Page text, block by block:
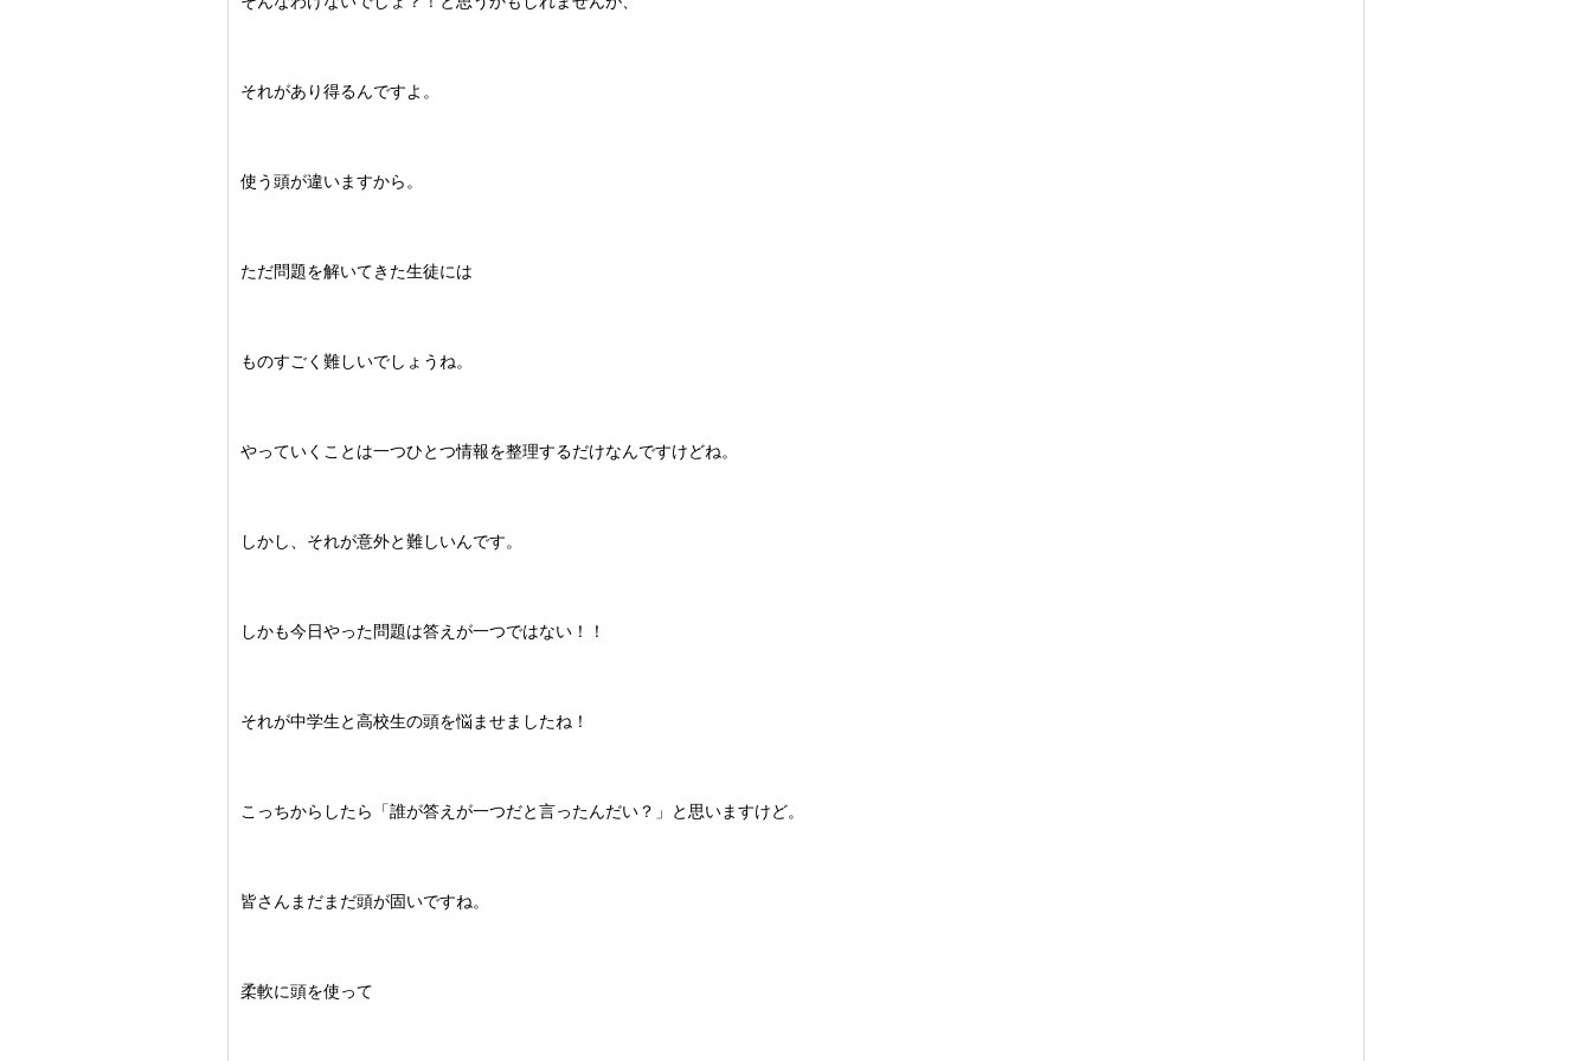
それがあり得るんですよ。
使う頭が違いますから。
ただ問題を解いてきた生徒には
ものすごく難しいでしょうね。
やっていくことは一つひとつ情報を整理するだけなんですけどね。
しかし、それが意外と難しいんです。
しかも今日やった問題は答えが一つではない！！
それが中学生と高校生の頭を悩ませましたね！
こっちからしたら「誰が答えが一つだと言ったんだい？」と思いますけど。
皆さんまだまだ頭が固いですね。
柔軟に頭を使って